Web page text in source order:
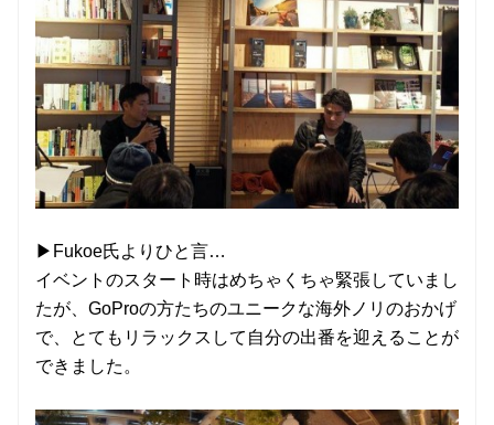
▶Fukoe氏よりひと言…
イベントのスタート時はめちゃくちゃ緊張していまし
たが、GoProの方たちのユニークな海外ノリのおかげ
で、とてもリラックスして自分の出番を迎えることが
できました。